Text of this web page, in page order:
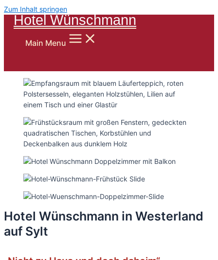
Zum Inhalt springen
Hotel Wünschmann
Main Menu
Hotel Wünschmann in Westerland
auf Sylt